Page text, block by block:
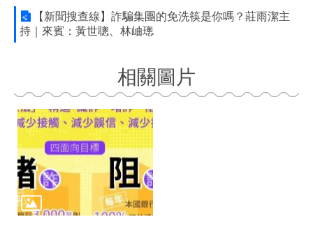
【新聞搜查線】詐騙集團的免洗筷是你嗎？莊雨潔主
持｜來賓：黃世聰、林岫璁
相關圖片